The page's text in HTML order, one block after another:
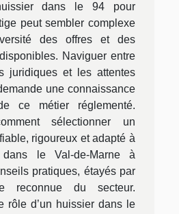
dans le 94 pour
peut sembler complexe
des offres et des
Naviguer entre
juridiques et les attentes
une connaissance
ce métier réglementé.
sélectionner un
rigoureux et adapté à
le Val-de-Marne à
pratiques, étayés par
reconnue du secteur.
rôle d’un huissier dans le